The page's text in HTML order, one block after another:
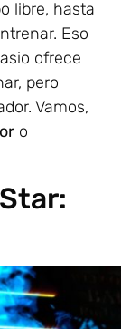
libre, hasta
Eso
ofrece
pero
Vamos,
o